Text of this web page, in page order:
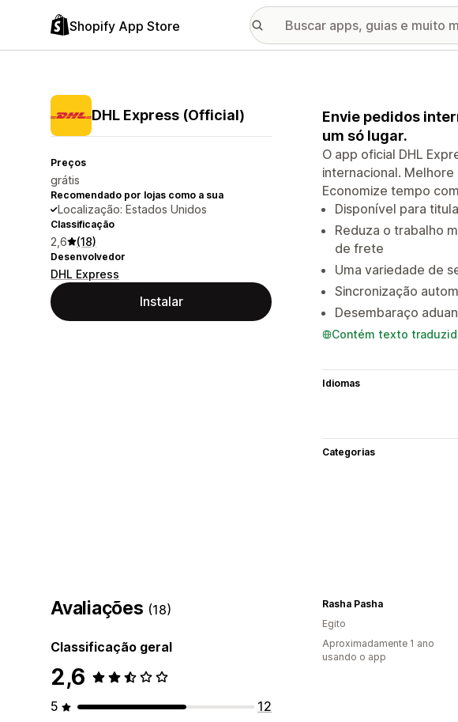
Shopify App Store
DHL Express (Official)
Preços
grátis
Recomendado por lojas como a sua
Localização: Estados Unidos
Classificação
2,6 (18)
Desenvolvedor
DHL Express
Instalar
Envie pedidos
um só lugar.
O app oficial DHL
internacional.
Economize tempo
Disponível para
Reduza o trabalho
de frete
Uma variedade de
Sincronização
Desembaraço
Contém texto
Idiomas
Categorias
Avaliações (18)
Classificação geral
2,6
5
12
Rasha Pasha
Egito
Aproximadamente 1 ano
usando o app